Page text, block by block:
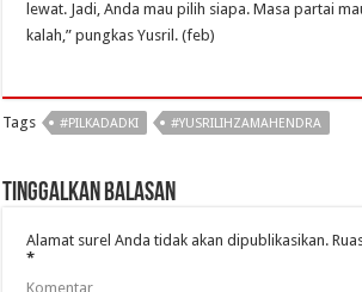
lewat. Jadi, Anda mau pilih siapa. Masa partai
kalah,” pungkas Yusril. (feb)
Tags #PILKADADKI #YUSRILIHZAMAHENDRA
Tinggalkan Balasan
Alamat surel Anda tidak akan dipublikasikan.
*
Komentar